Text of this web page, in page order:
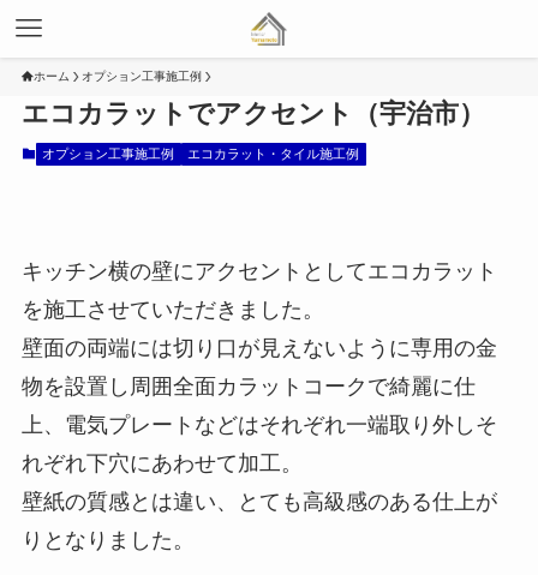
ホーム オプション工事施工例
エコカラットでアクセント（宇治市）
オプション工事施工例 エコカラット・タイル施工例
キッチン横の壁にアクセントとしてエコカラット
を施工させていただきました。
壁面の両端には切り口が見えないように専用の金
物を設置し周囲全面カラットコークで綺麗に仕
上、電気プレートなどはそれぞれ一端取り外しそ
れぞれ下穴にあわせて加工。
壁紙の質感とは違い、とても高級感のある仕上が
りとなりました。